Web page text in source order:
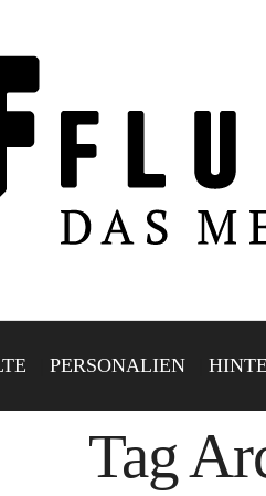
PERSONALIEN
Tag